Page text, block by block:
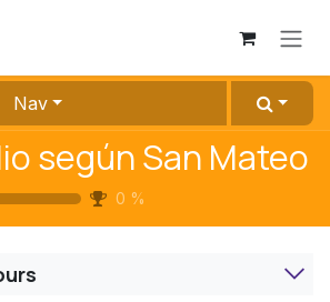
Nav
según San Mateo
0 %